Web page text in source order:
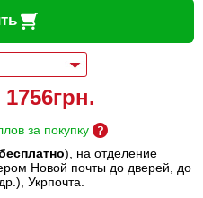
1756грн.
за покупку
), на отделение
Новой почты до дверей, до
Укрпочта.